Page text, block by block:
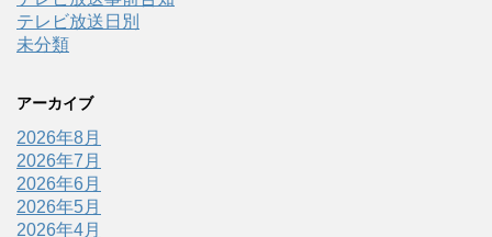
テレビ放送日別
未分類
アーカイブ
2026年8月
2026年7月
2026年6月
2026年5月
2026年4月